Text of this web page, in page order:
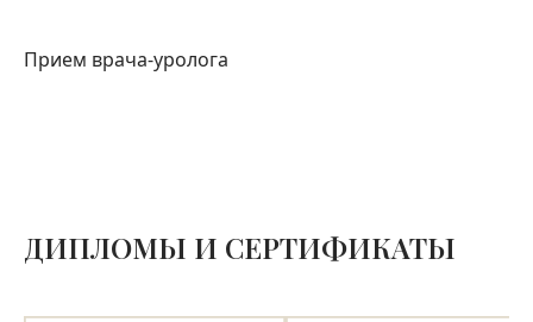
Прием врача-уролога
ДИПЛОМЫ И СЕРТИФИКАТЫ